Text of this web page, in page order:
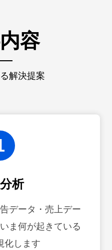
容
解決提案
析
データ・売上デー
ま何が起きている
化します